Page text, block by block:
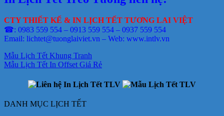
CTY THIẾT KẾ & IN LỊCH TẾT TƯƠNG LAI VIỆT
☎: 0983 559 554 – 0913 559 554 – 0937 559 554
Email: lichtet@tuonglaiviet.vn – Web: www.intlv.vn
Mẫu Lịch Tết Khung Tranh
Mẫu Lịch Tết In Offset Giá Rẻ
DANH MỤC LỊCH TẾT